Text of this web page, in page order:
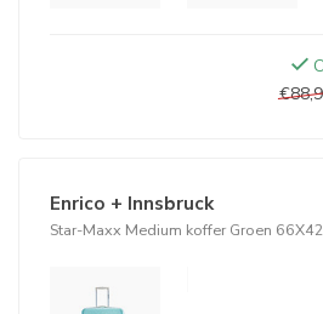
Enrico + Innsbruck
Star-Maxx Medium koffer Groen